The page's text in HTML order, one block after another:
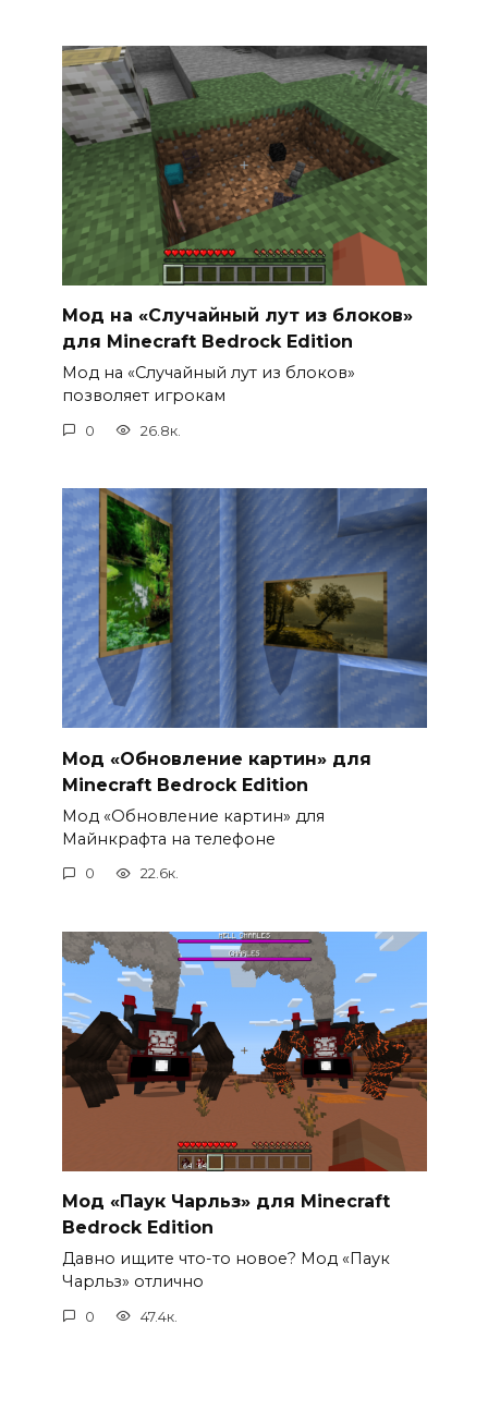
Мод на «Случайный лут из блоков»
для Minecraft Bedrock Edition
Мод на «Случайный лут из блоков»
позволяет игрокам
0 26.8к.
Мод «Обновление картин» для
Minecraft Bedrock Edition
Мод «Обновление картин» для
Майнкрафта на телефоне
0 22.6к.
Мод «Паук Чарльз» для Minecraft
Bedrock Edition
Давно ищите что-то новое? Мод «Паук
Чарльз» отлично
0 47.4к.